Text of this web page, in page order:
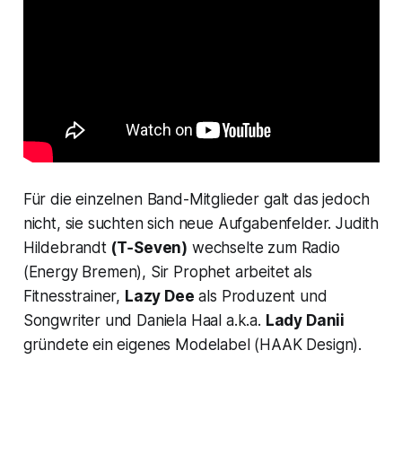
Für die einzelnen Band-Mitglieder galt das jedoch
nicht, sie suchten sich neue Aufgabenfelder. Judith
Hildebrandt(T‑Seven) wechselte zum Radio
( Energy Bremen), Sir Prophet arbeitet als
Fitnesstrainer, Lazy Dee als Produzent und
Songwriter und Daniela Haal a.k.a. Lady Danii
gründete ein eigenes Modelabel ( HAAK Design).